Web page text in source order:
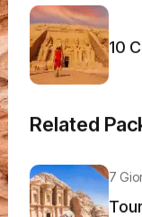
10
Related
7